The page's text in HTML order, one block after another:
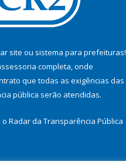
site ou sistema para prefeituras!
completa, onde
que todas as exigências das
pública serão atendidas.
o Radar da Transparência Pública